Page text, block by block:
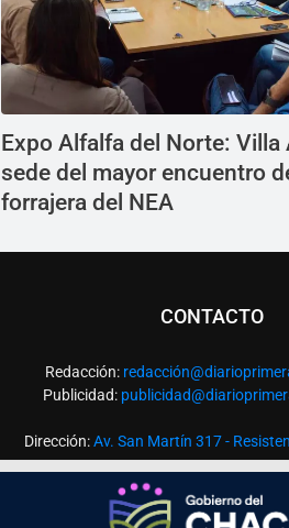
Expo Alfalfa del Norte: Villa
sede del mayor encuentro
forrajera del NEA
CONTACTO
Redacción: redacció
Publicidad:
Dirección:Av. San Martín 317 -
Todos los derechos